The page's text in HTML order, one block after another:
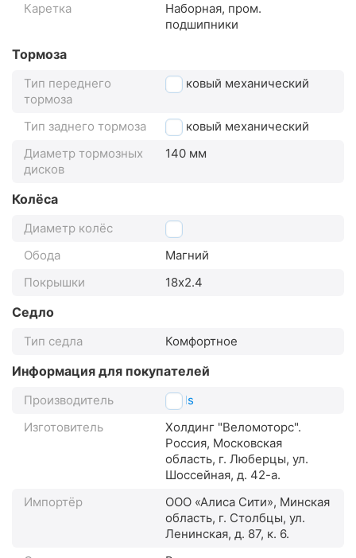
Каретка
Наборная, пром.
подшипники
Тормоза
Тип переднего
тормоза
дисковый механический
Тип заднего тормоза
дисковый механический
Диаметр тормозных
дисков
140 мм
Колёса
Диаметр колёс
18"
Обода
Магний
Покрышки
18х2.4
Седло
Тип седла Комфортное
Информация для покупателей
Производитель
Stels
Изготовитель
Холдинг "Веломоторс".
Россия, Московская
область, г. Люберцы, ул.
Шоссейная, д. 42-а.
Импортёр
ООО «Алиса Сити», Минская
область, г. Столбцы, ул.
Ленинская, д. 87, к. 6.